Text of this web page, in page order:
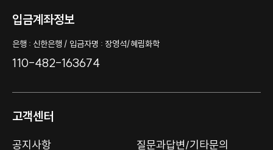
입금계좌정보
은행 : 신한은행 / 입금자명 : 장영석/혜림화학
110-482-163674
고객센터
공지사항 질문과답변/기타문의